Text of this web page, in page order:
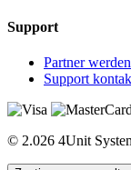
Support
Partner werden
Support
© 2.026 4Unit